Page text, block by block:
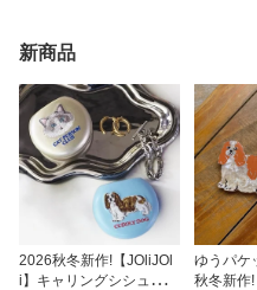
新商品
2026秋冬新作!【JOliJOl
i】キャリングシシュウラ
ゆうパケ
秋冬新作